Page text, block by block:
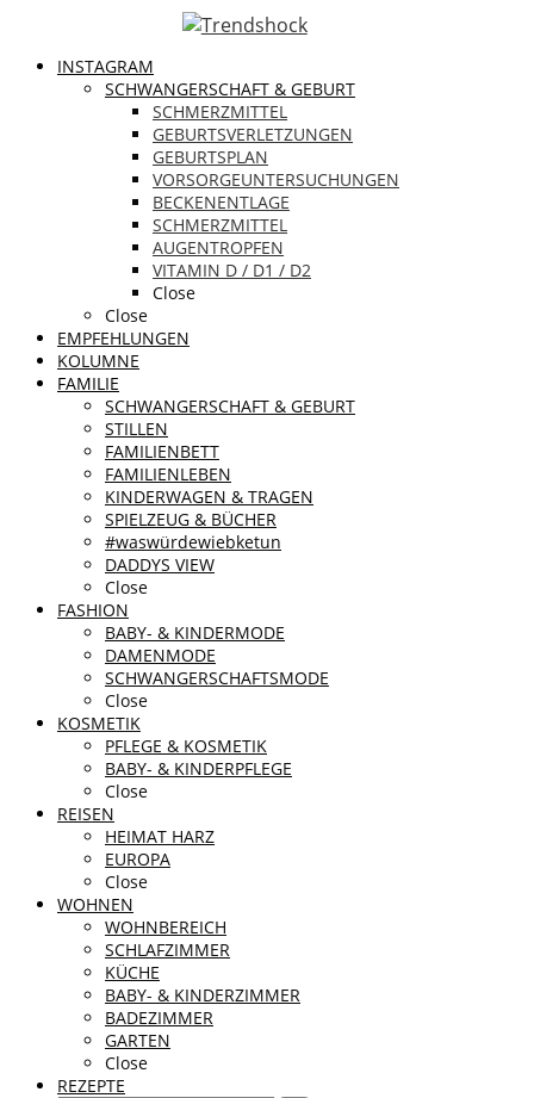
INSTAGRAM
SCHWANGERSCHAFT & GEBURT
SCHMERZMITTEL
GEBURTSVERLETZUNGEN
GEBURTSPLAN
VORSORGEUNTERSUCHUNGEN
BECKENENTLAGE
SCHMERZMITTEL
AUGENTROPFEN
VITAMIN D / D1 / D2
Close
Close
EMPFEHLUNGEN
KOLUMNE
FAMILIE
SCHWANGERSCHAFT & GEBURT
STILLEN
FAMILIENBETT
FAMILIENLEBEN
KINDERWAGEN & TRAGEN
SPIELZEUG & BÜCHER
#waswürdewiebketun
DADDYS VIEW
Close
FASHION
BABY- & KINDERMODE
DAMENMODE
SCHWANGERSCHAFTSMODE
Close
KOSMETIK
PFLEGE & KOSMETIK
BABY- & KINDERPFLEGE
Close
REISEN
HEIMAT HARZ
EUROPA
Close
WOHNEN
WOHNBEREICH
SCHLAFZIMMER
KÜCHE
BABY- & KINDERZIMMER
BADEZIMMER
GARTEN
Close
REZEPTE